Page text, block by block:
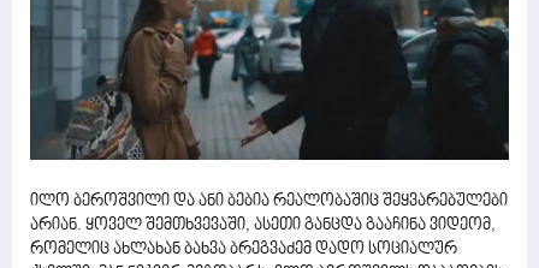
ილო ბეროშვილი და ანი ბებია რეალობაშიც შეყვარებულები
არიან. ყოველ შემთხვევაში, ასეთი განცდა გააჩინა ვიდეომ,
რომელიც ახლახან ბახვა ბრეგვაძემ დადო სოციალურ